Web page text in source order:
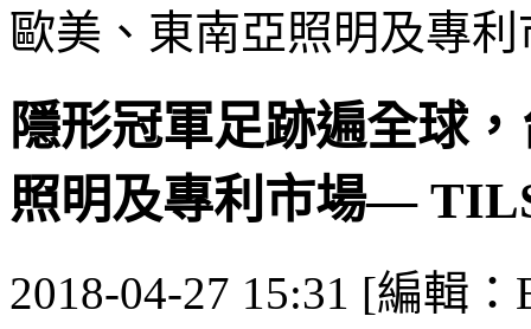
歐美、東南亞照明及專
隱形冠軍足跡遍全球
照明及專利市場—
2018-04-27 15:31 [編輯：